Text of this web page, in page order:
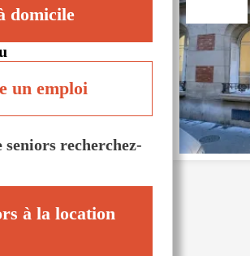
domicile
un emploi
seniors recherchez-
à la location